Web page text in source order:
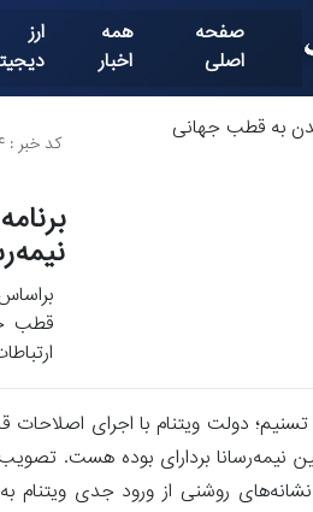
صفحه
اصلی
همه
اخبار
ارز
کد خبر : ۲۵۹۶۴
تسنیم؛ دولت ویتنام با اجرای
نیمه‌رسانا بردارای بوده هست.
دلاری، نشانه‌های روشنی از ورود